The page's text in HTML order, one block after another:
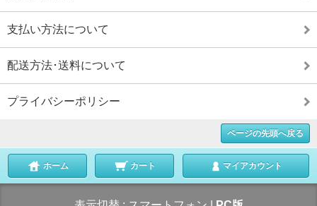
支払い方法について
配送方法･送料について
プライバシーポリシー
ページの先頭へ戻る
ホーム カート マイアカウント